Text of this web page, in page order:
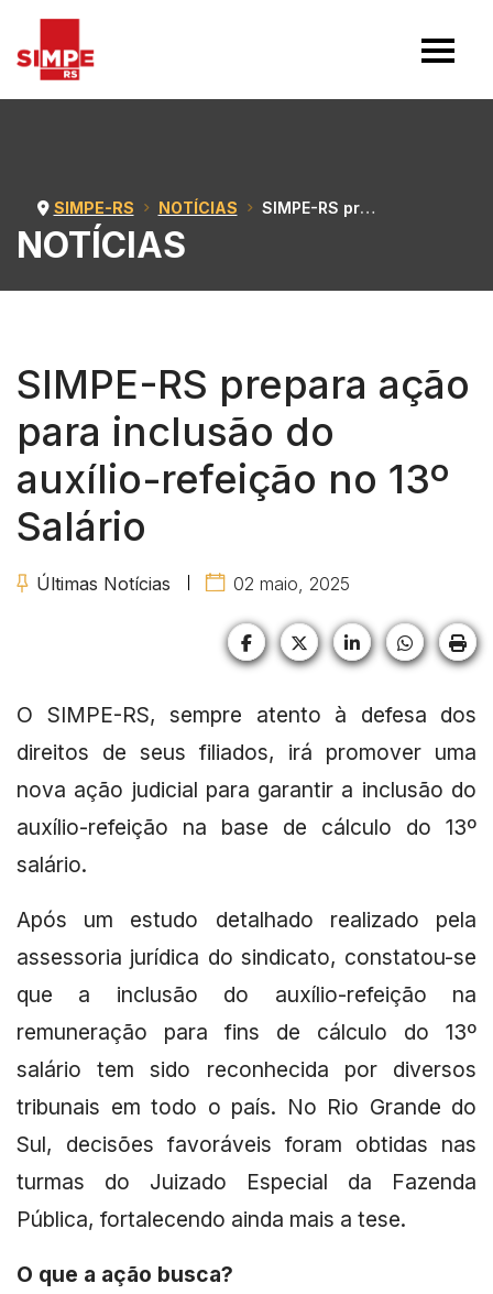
NOTÍCIAS
SIMPE-RS NOTÍCIAS SIMPE-RS prepara ação para inclusão do auxílio-refeição no 13º Salário
SIMPE-RS prepara ação
para inclusão do
auxílio-refeição no 13º
Salário
Últimas Notícias 02 maio, 2025
FacebookX (formerly Twitter)
LinkedIn
O SIMPE-RS, sempre atento à defesa dos
direitos de seus filiados, irá promover uma
nova ação judicial para garantir a inclusão do
auxílio-refeição na base de cálculo do 13º
salário.
Após um estudo detalhado realizado pela
assessoria jurídica do sindicato, constatou-se
que a inclusão do auxílio-refeição na
remuneração para fins de cálculo do 13º
salário tem sido reconhecida por diversos
tribunais em todo o país. No Rio Grande do
Sul, decisões favoráveis foram obtidas nas
turmas do Juizado Especial da Fazenda
Pública, fortalecendo ainda mais a tese.
O que a ação busca?